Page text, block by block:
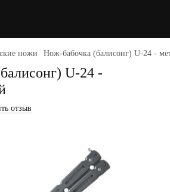
ножи Нож-бабочка (балисонг) U-24 -
U-24 -
отзыв